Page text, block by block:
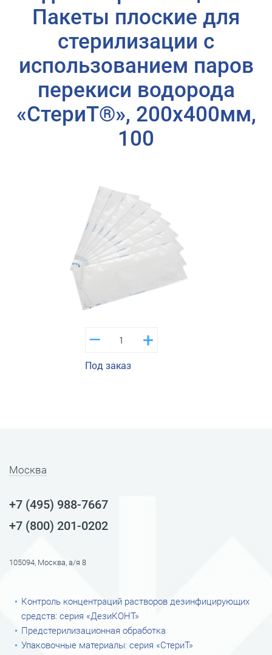
Пакеты плоские для
стерилизации с
использованием паров
перекиси водорода
«СтериТ®», 200х400мм,
100
+
–
Под заказ
Москва
+7 (495) 988-7667
+7 (800) 201-0202
105094, Москва, а/я 8
Контроль концентраций растворов дезинфицирующих
средств: серия «ДезиКОНТ»
Предстерилизационная обработка
Упаковочные материалы: серия «СтериТ»